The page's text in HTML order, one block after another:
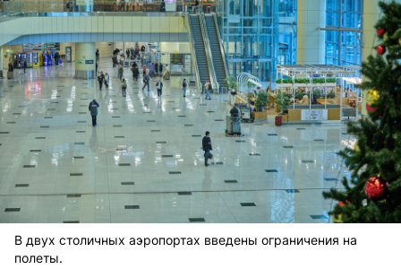
В двух столичных аэропортах введены ограничения на
полеты.